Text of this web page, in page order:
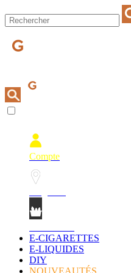
Compte
E-CIGARETTES
E-LIQUIDES
DIY
NOUVEAUTÉS